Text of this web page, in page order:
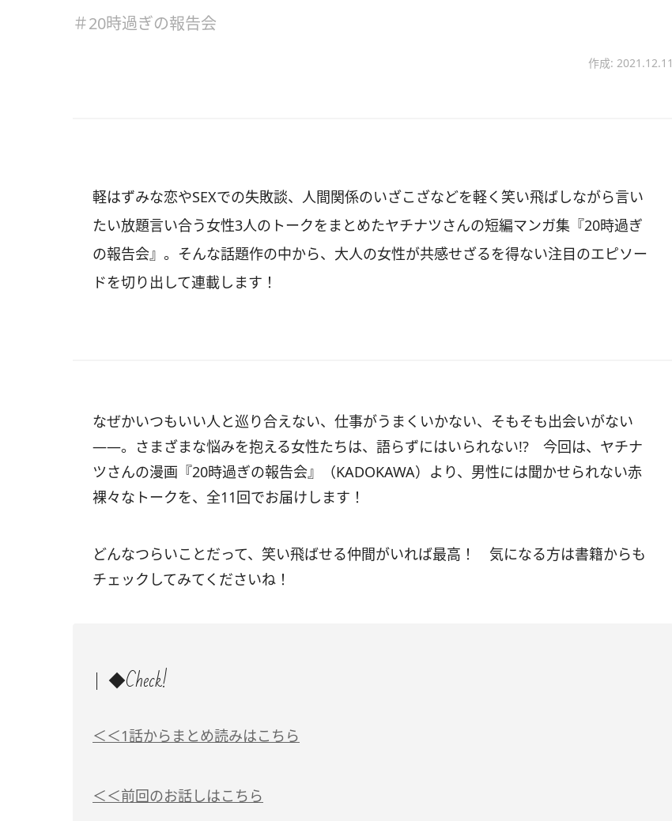
＃20時過ぎの報告会
作成: 2021.12.11
軽はずみな恋やSEXでの失敗談、人間関係のいざこざなどを軽く笑い飛ばしながら言い
たい放題言い合う女性3人のトークをまとめたヤチナツさんの短編マンガ集『20時過ぎ
の報告会』。そんな話題作の中から、大人の女性が共感せざるを得ない注目のエピソー
ドを切り出して連載します！
なぜかいつもいい人と巡り合えない、仕事がうまくいかない、そもそも出会いがない
――。さまざまな悩みを抱える女性たちは、語らずにはいられない!? 今回は、ヤチナ
ツさんの漫画『20時過ぎの報告会』（KADOKAWA）より、男性には聞かせられない赤
裸々なトークを、全11回でお届けします！
どんなつらいことだって、笑い飛ばせる仲間がいれば最高！ 気になる方は書籍からも
チェックしてみてくださいね！
◆Check!
＜＜1話からまとめ読みはこちら
＜＜前回のお話しはこちら